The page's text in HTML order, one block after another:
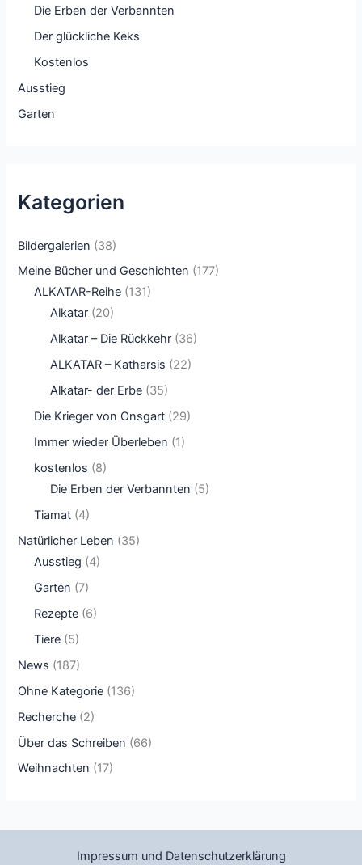
Die Erben der Verbannten
Der glückliche Keks
Kostenlos
Ausstieg
Garten
Kategorien
Bildergalerien (38)
Meine Bücher und Geschichten (177)
ALKATAR-Reihe (131)
Alkatar (20)
Alkatar – Die Rückkehr (36)
ALKATAR – Katharsis (22)
Alkatar- der Erbe (35)
Die Krieger von Onsgart (29)
Immer wieder Überleben (1)
kostenlos (8)
Die Erben der Verbannten (5)
Tiamat (4)
Natürlicher Leben (35)
Ausstieg (4)
Garten (7)
Rezepte (6)
Tiere (5)
News (187)
Ohne Kategorie (136)
Recherche (2)
Über das Schreiben (66)
Weihnachten (17)
Impressum und Datenschutzerklärung